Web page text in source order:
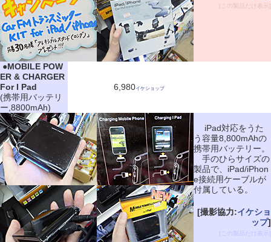
[この製品だけ表示]
●MOBILE POW
ER & CHARGER
For I Pad
(携帯用バッテリ
ー,8800mAh)
6,980イケショップ
iPad対応をうた
う容量8,800mAhの
携帯用バッテリー。
手のひらサイズの
製品で、iPad/iPhon
e接続用ケーブルが
付属している。
[撮影協力:イケショ
ップ]
[この製品だけ表示]